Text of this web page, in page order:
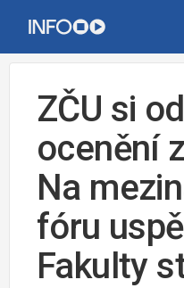
ZČU si
ocenění
Na
fóru
Fakulty